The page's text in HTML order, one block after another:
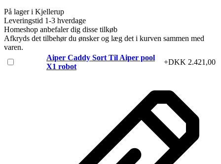
På lager i Kjellerup
Leveringstid 1-3 hverdage
Homeshop anbefaler dig disse tilkøb
Afkryds det tilbehør du ønsker og læg det i kurven sammen med
varen.
Aiper Caddy Sort Til Aiper pool
X1 robot
+DKK 2.421,00